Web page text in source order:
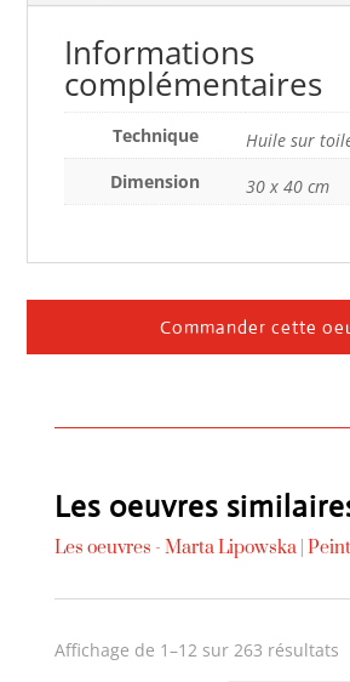
Informations
complémentaires
Technique
Huile sur
Dimension
30 x 40 cm
Commander cette
Les oeuvres
Les oeuvres - Marta Lipowska|
Affichage de 1–12 sur 263 résultats